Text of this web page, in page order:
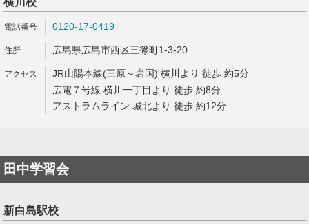
0120-17-0419
広島県広島市西区三篠町1-3-20
JR山陽本線(三原～岩国) 横川より 徒歩 約5分
広電７号線 横川一丁目より 徒歩 約8分
アストラムライン 城北より 徒歩 約12分
田中学習会
新白島駅校